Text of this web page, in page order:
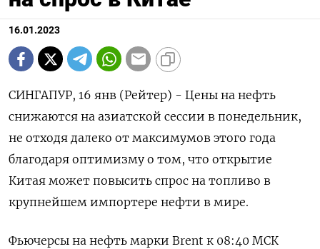
16.01.2023
СИНГАПУР, 16 янв (Рейтер) - Цены на нефть
снижаются на азиатской сессии в понедельник,
не отходя далеко от максимумов этого года
благодаря оптимизму о том, что открытие
Китая может повысить спрос на топливо в
крупнейшем импортере нефти в мире.
Фьючерсы на нефть марки Brent к 08:40 МСК